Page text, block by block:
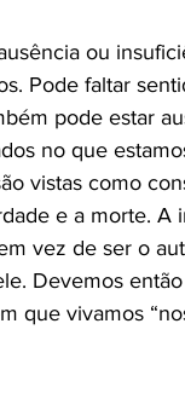
ou
Pode faltar
pode estar
no que
vistas como
e a morte.
vez de ser o
Devemos
que vivamos